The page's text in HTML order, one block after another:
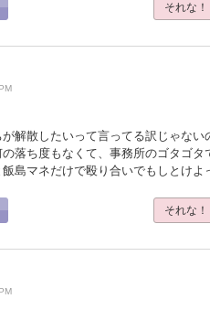
それな！
解散したいって言ってる訳じゃない
落ち度もなくて、事務所のゴタゴタ
島マネだけで殴り合いでもしとけよ
それな！